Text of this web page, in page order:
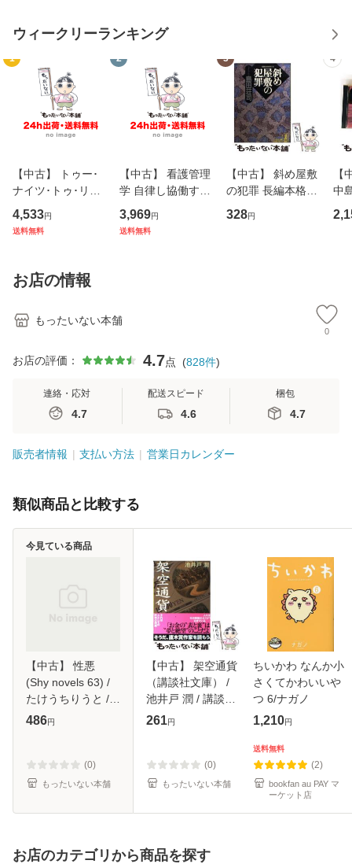
ウィークリーランキング
1
【中古】 トゥー･
ナイツ･トゥ･リメ
ンバー / フェア・
ウォーニング / [C
4,533円
送料無料
2
【中古】 看護管理
学 自律し協働する
専門職の看護マネ
ジメントスキル 改
3,969円
送料無料
3
【中古】 斜め屋敷
の犯罪 長編本格推
理小説 (光文社文
庫) / 島田荘司 / 光
328円
4
【
中島
【
料
お店の情報
もったいない本舗
0
お店の評価： 4.7点 (828件)
連絡・応対
4.7
配送スピード
4.6
梱包
4.7
販売者情報 支払い方法 営業日カレンダー
類似商品と比較する
【中古】 性悪
(Shy novels 63) /
たけうちりうと /
大洋図書 [新書]
486円
(0)
もったいない本舗
今見ている商品
【中古】 架空通貨
（講談社文庫） /
池井戸 潤 / 講談社
[文庫]【メール便送
261円
(0)
もったいない本舗
ちいかわ なんか小
さくてかわいいや
つ 6/ナガノ
1,210円
送料無料
(2)
bookfan au PAY マ
ーケット店
お店のカテゴリから商品を探す